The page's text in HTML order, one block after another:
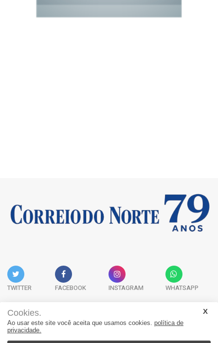
TWITTER FACEBOOK INSTAGRAM WHATSAPP
Acervo Digital Fale Conosco Quem Somos
Cookies.
Ao usar este site você aceita que usamos cookies. política de
privacidade.